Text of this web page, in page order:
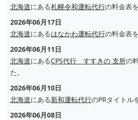
北海道にある札幌令和運転代行の料金表
2026年06月17日
北海道にあるはなかわ運転代行の料金表
2026年06月11日
北海道にあるCPS代行 すすきの 支所の
た。
2026年06月10日
北海道にある新和運転代行のPRタイトル
2026年06月08日